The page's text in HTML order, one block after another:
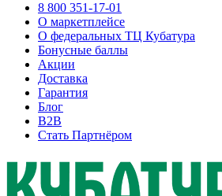
8 800 351-17-01
О маркетплейсе
О федеральных ТЦ Кубатура
Бонусные баллы
Акции
Доставка
Гарантия
Блог
B2B
Стать Партнёром